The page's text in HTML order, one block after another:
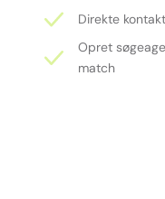
Direkte
Opret
match